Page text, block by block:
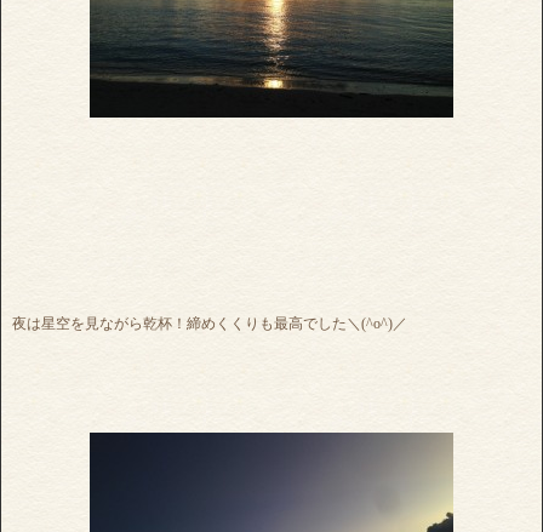
夜は星空を見ながら乾杯！締めくくりも最高でした＼(^o^)／